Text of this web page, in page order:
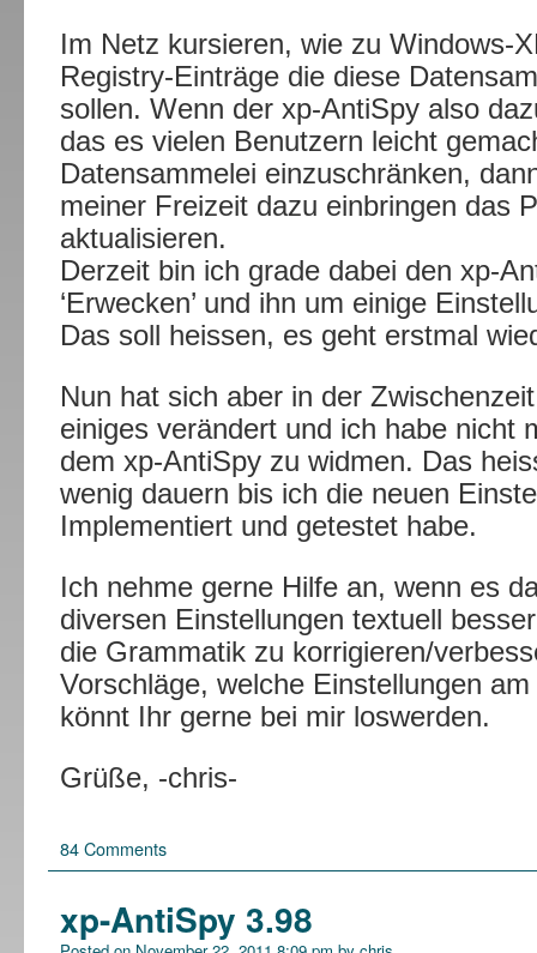
Im Netz kursieren, wie zu Windows-
Registry-Einträge die diese
sollen. Wenn der xp-AntiSpy also
das es vielen Benutzern leicht
Datensammelei einzuschränken,
meiner Freizeit dazu einbringen das
aktualisieren.
Derzeit bin ich grade dabei den xp-
‘Erwecken’ und ihn um einige
Das soll heissen, es geht erstmal
Nun hat sich aber in der
einiges verändert und ich habe nicht
dem xp-AntiSpy zu widmen. Das
wenig dauern bis ich die neuen
Implementiert und getestet habe.
Ich nehme gerne Hilfe an, wenn es
diversen Einstellungen textuell
die Grammatik zu korrigieren/
Vorschläge, welche Einstellungen
könnt Ihr gerne bei mir loswerden.
Grüße, -chris-
84 Comments
xp-AntiSpy 3.98